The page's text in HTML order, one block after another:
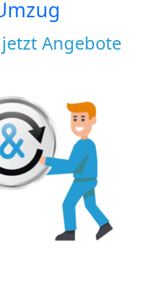
Angebote